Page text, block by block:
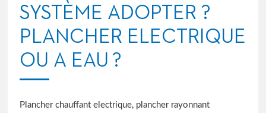
SYSTÈME ADOPTER ?
PLANCHER ELECTRIQUE
OU A EAU ?
Plancher chauffant electrique, plancher rayonnant